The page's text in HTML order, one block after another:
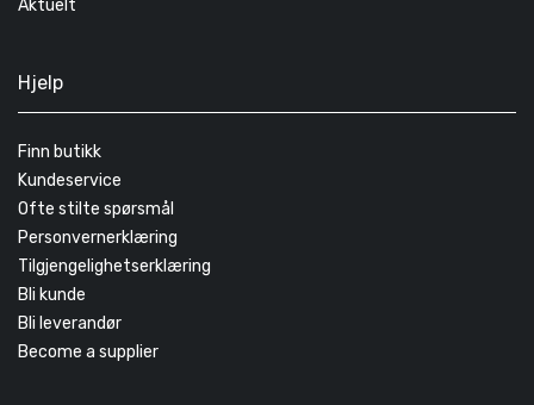
Aktuelt
Hjelp
Finn butikk
Kundeservice
Ofte stilte spørsmål
Personvernerklæring
Tilgjengelighetserklæring
Bli kunde
Bli leverandør
Become a supplier